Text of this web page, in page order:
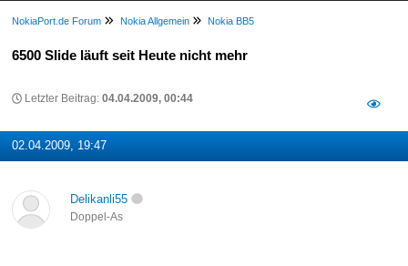
NokiaPort.de Forum Nokia Allgemein Nokia BB5
6500 Slide läuft seit Heute nicht mehr
Letzter Beitrag:04.04.2009, 00:44
02.04.2009, 19:47
Delikanli55
Doppel-As